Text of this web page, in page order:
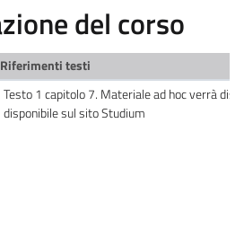
del corso
Riferimenti testi
Testo 1 capitolo 7. Materiale ad hoc verrà
disponibile sul sito Studium